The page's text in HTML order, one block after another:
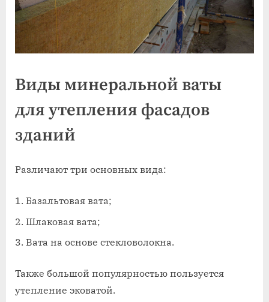
Виды минеральной ваты
для утепления фасадов
зданий
Различают три основных вида:
Базальтовая вата;
Шлаковая вата;
Вата на основе стекловолокна.
Также большой популярностью пользуется
утепление эковатой.